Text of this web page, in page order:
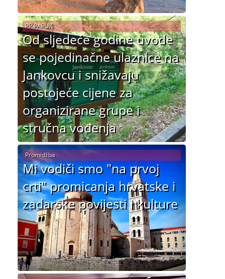
Od sljedeće godine uvode
se pojedinačne ulaznice na
Jankovcu i snižavaju
postojeće cijene za
organizirane grupe i
stručna vođenja
PP PAPUK
Mi vodiči smo "na prvoj
crti" promicanja hrvatske i
zadarske povijesti i kulture
Promidžba